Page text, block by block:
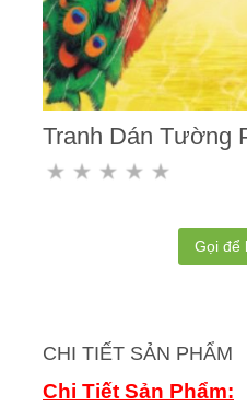
Tranh Dán Tường
Gọi để
CHI TIẾT SẢN PHẨM
Chi Tiết Sản Phẩm: